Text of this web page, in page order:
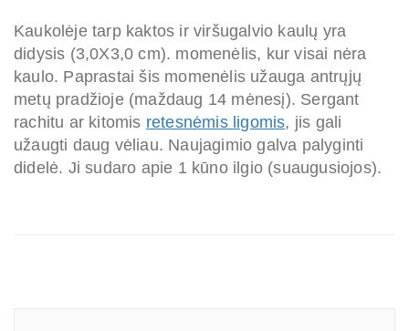
Kaukolėje tarp kaktos ir viršugalvio kaulų yra
didysis (3,0X3,0 cm). momenėlis, kur visai nėra
kaulo. Paprastai šis momenėlis užauga antrųjų
metų pradžioje (maždaug 14 mėnesį). Sergant
rachitu ar kitomis retesnėmis ligomis, jis gali
užaugti daug vėliau. Naujagimio galva palyginti
didelė. Ji sudaro apie 1 kūno ilgio (suaugusiojos).